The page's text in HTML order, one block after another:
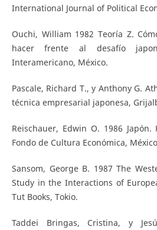
International Journal of Political
Ouchi, William 1982 Teoría Z.
hacer frente al desafío
Interamericano, México.
Pascale, Richard T., y Anthony G.
técnica empresarial japonesa,
Reischauer, Edwin O. 1986
Fondo de Cultura Económica,
Sansom, George B. 1987 The
Study in the Interactions of
Tut Books, Tokio.
Taddei Bringas, Cristina, y